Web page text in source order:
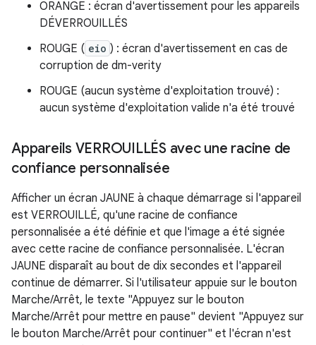
ORANGE : écran d'avertissement pour les appareils
DÉVERROUILLÉS
ROUGE ( eio ) : écran d'avertissement en cas de
corruption de dm-verity
ROUGE (aucun système d'exploitation trouvé) :
aucun système d'exploitation valide n'a été trouvé
Appareils VERROUILLÉS avec une racine de
confiance personnalisée
Afficher un écran JAUNE à chaque démarrage si l'appareil
est VERROUILLÉ, qu'une racine de confiance
personnalisée a été définie et que l'image a été signée
avec cette racine de confiance personnalisée. L'écran
JAUNE disparaît au bout de dix secondes et l'appareil
continue de démarrer. Si l'utilisateur appuie sur le bouton
Marche/Arrêt, le texte "Appuyez sur le bouton
Marche/Arrêt pour mettre en pause" devient "Appuyez sur
le bouton Marche/Arrêt pour continuer" et l'écran n'est